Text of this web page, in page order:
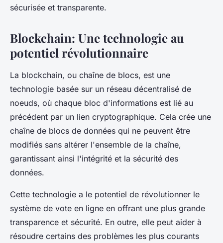
sécurisée et transparente.
Blockchain: Une technologie au
potentiel révolutionnaire
La blockchain, ou chaîne de blocs, est une
technologie basée sur un réseau décentralisé de
noeuds, où chaque bloc d'informations est lié au
précédent par un lien cryptographique. Cela crée une
chaîne de blocs de données qui ne peuvent être
modifiés sans altérer l'ensemble de la chaîne,
garantissant ainsi l'intégrité et la sécurité des
données.
Cette technologie a le potentiel de révolutionner le
système de vote en ligne en offrant une plus grande
transparence et sécurité. En outre, elle peut aider à
résoudre certains des problèmes les plus courants